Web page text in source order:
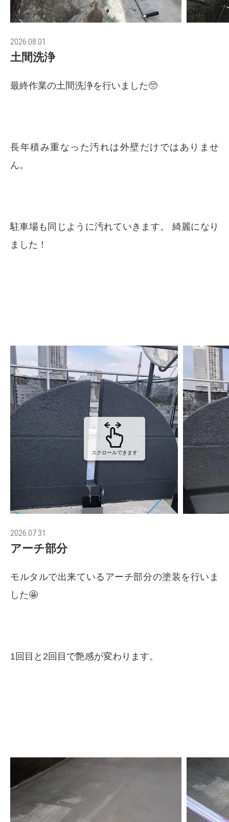
2026.08.01
土間洗浄
最終作業の土間洗浄を行いました🥺
長年積み重なった汚れは外壁だけではありませ
ん。
駐車場も同じように汚れていきます。 綺麗になり
ました！
スクロールできます
2026.07.31
アーチ部分
モルタルで出来ているアーチ部分の塗装を行いま
した🤩
1回目と2回目で艶感が変わります。